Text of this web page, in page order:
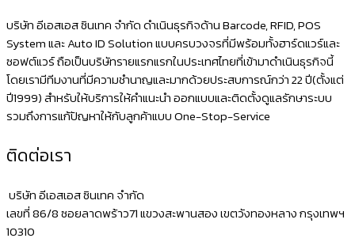
น
สติ
ก
เกอร์
ปริ้
ถูก
บริษัท อีเอสเอส ซินเทค จำกัด ดำเนินธุรกิจด้าน Barcode, RFID, POS
System และ Auto ID Solution แบบครบวงจรที่มีพร้อมทั้งฮาร์ดแวร์และ
ซอฟต์แวร์ ถือเป็นบริษัทรายแรกแรกในประเทศไทยที่เข้ามาดำเนินธุรกิจนี้
โดยเรามีทีมงานที่มีความชำนาญและมากด้วยประสบการณ์กว่า 22 ปี(ตั้งแต่
ปี1999) สำหรับให้บริการให้คำแนะนำ ออกแบบและติดตั้งดูแลรักษาระบบ
รวมถึงการแก้ปัญหาให้กับลูกค้าแบบ One-Stop-Service
ติดต่อเรา
บริษัท อีเอสเอส ซินเทค จำกัด
เลขที่ 86/8 ซอยลาดพร้าว71 แขวงสะพานสอง เขตวังทองหลาง กรุงเทพฯ
10310